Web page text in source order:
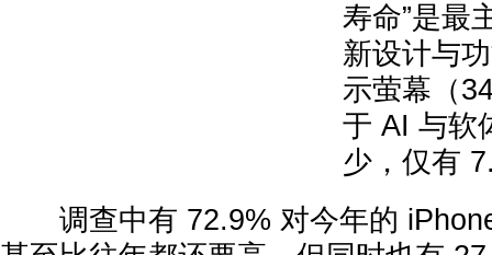
寿命”是最
新设计与
示萤幕（
于 AI 与软
少，仅有
调查中有 72.9% 对今年的